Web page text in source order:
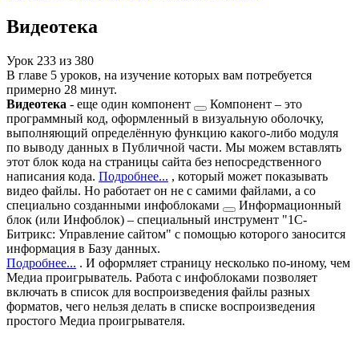
Видеотека
Урок 233 из 380
В главе 5 уроков, на изучение которых вам потребуется
примерно 28 минут.
Видеотека - еще один компонент
Компонент – это
программный код, оформленный в визуальную оболочку,
выполняющий определённую функцию какого-либо модуля
по выводу данных в Публичной части. Мы можем вставлять
этот блок кода на страницы сайта без непосредственного
написания кода. Подробнее... , который может показывать
видео файлы. Но работает он не с самими файлами, а со
специально созданными инфоблоками
Информационный
блок (или Инфоблок) – специальный инструмент "1С-
Битрикс: Управление сайтом" с помощью которого заносится
информация в Базу данных.
Подробнее... . И оформляет страницу несколько по-иному, чем
Медиа проигрыватель. Работа с инфоблоками позволяет
включать в список для воспроизведения файлы разных
форматов, чего нельзя делать в списке воспроизведения
простого Медиа проигрывателя.